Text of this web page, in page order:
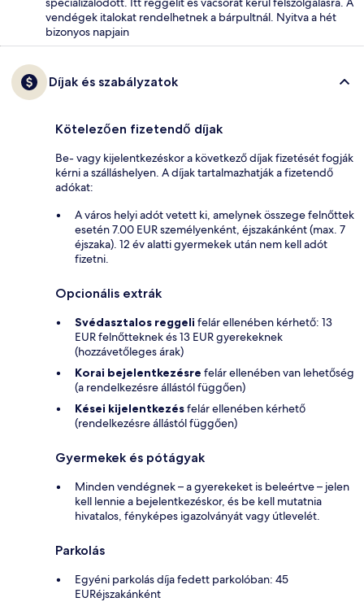
vendégek italokat rendelhetnek a bárpultnál. Nyitva a hét
bizonyos napjain
Díjak és szabályzatok
Kötelezően fizetendő díjak
Be- vagy kijelentkezéskor a következő díjak fizetését fogják
kérni a szálláshelyen. A díjak tartalmazhatják a fizetendő
adókat:
A város helyi adót vetett ki, amelynek összege felnőttek
esetén 7.00 EUR személyenként, éjszakánként (max. 7
éjszaka). 12 év alatti gyermekek után nem kell adót
fizetni.
Opcionális extrák
Svédasztalos reggeli felár ellenében kérhető: 13
EUR felnőtteknek és 13 EUR gyerekeknek
(hozzávetőleges árak)
Korai bejelentkezésre felár ellenében van lehetőség
(a rendelkezésre állástól függően)
Kései kijelentkezésfelár ellenében kérhető
(rendelkezésre állástól függően)
Gyermekek és pótágyak
Minden vendégnek – a gyerekeket is beleértve – jelen
kell lennie a bejelentkezéskor, és be kell mutatnia
hivatalos, fényképes igazolványát vagy útlevelét.
Parkolás
Egyéni parkolás díja fedett parkolóban: 45
EURéjszakánként